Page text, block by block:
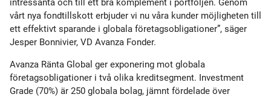
intressanta och till ett bra komplement i portföljen. Genom
vårt nya fondtillskott erbjuder vi nu våra kunder möjligheten till
ett effektivt sparande i globala företagsobligationer”, säger
Jesper Bonnivier, VD Avanza Fonder.
Avanza Ränta Global ger exponering mot globala
företagsobligationer i två olika kreditsegment. Investment
Grade (70%) är 250 globala bolag, jämnt fördelade över